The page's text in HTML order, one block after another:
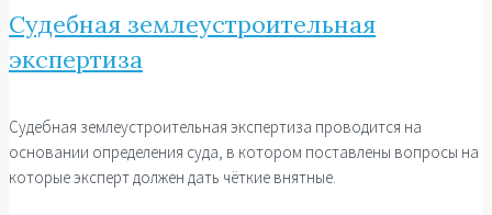
Судебная землеустроительная
экспертиза
Судебная землеустроительная экспертиза проводится на
основании определения суда, в котором поставлены вопросы на
которые эксперт должен дать чёткие внятные.